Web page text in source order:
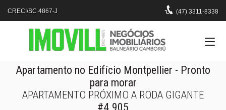
CRECI/SC 4867-J (47) 3311-8338
Apartamento no Edifício Montpellier - Pronto
para morar
APARTAMENTO PRÓXIMO A RODA GIGANTE
#4.905